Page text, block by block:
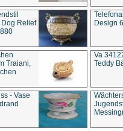
Relief
Design
Traiani,
Va
Teddy
- Vase